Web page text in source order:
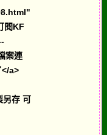
閱KF
案連
a>
另存 可